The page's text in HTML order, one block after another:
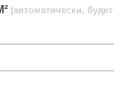
(автоматически,